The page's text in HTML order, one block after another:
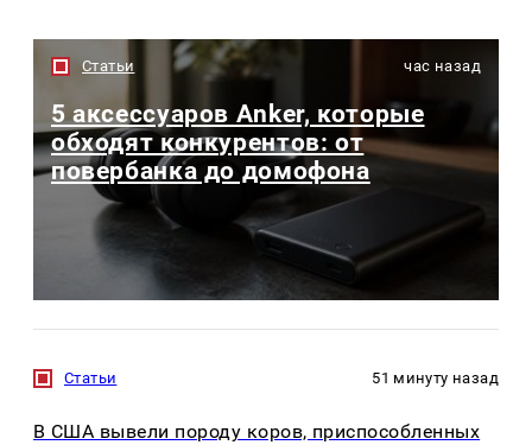
Статьи час назад
5 аксессуаров Anker, которые
обходят конкурентов: от
повербанка до домофона
Статьи 51 минуту назад
В США вывели породу коров, приспособленных